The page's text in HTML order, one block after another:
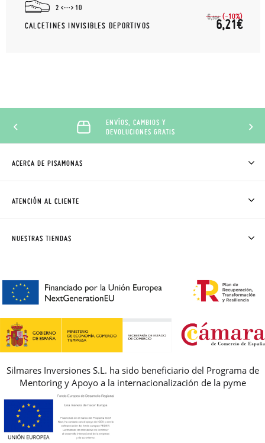
2 10
CALCETINES INVISIBLES DEPORTIVOS
6,90€ (-10%)
6,21€
ENVÍOS, CAMBIOS Y
DEVOLUCIONES GRATIS
ACERCA DE PISAMONAS
CÓMO COMPRAR
AVISO LEGAL, PRIVACIDAD Y COOKIES
REBAJAS
ATENCIÓN AL CLIENTE
PREGUNTAS FRECUENTES
NUESTRAS TIENDAS
Silmares Inversiones S.L. ha sido beneficiario del Programa de
Mentoring y Apoyo a la internacionalización de la pyme